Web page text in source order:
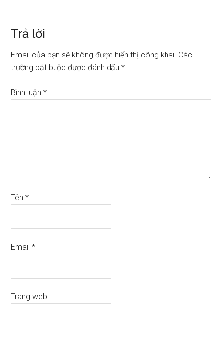
Trả lời
Email của bạn sẽ không được hiển thị công khai. Các
trường bắt buộc được đánh dấu*
Bình luận*
Tên*
Email*
Trang web